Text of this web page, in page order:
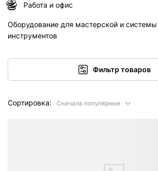
Работа и офис
Оборудование для мастерской и системы
инструментов
Фильтр товаров
Сортировка: Сначала популярные